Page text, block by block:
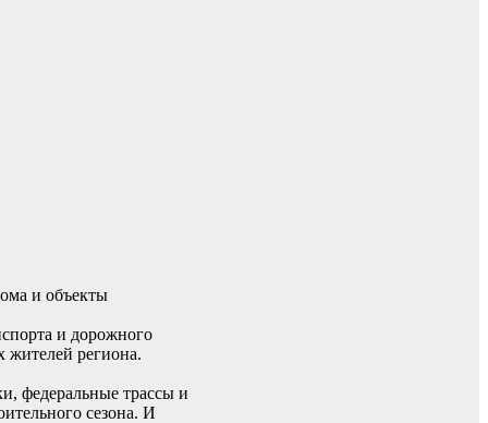
и объекты
и дорожного
жителей региона.
федеральные трассы и
сезона. И